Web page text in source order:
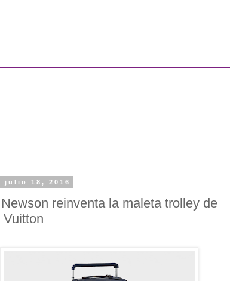
julio 18, 2016
reinventa la maleta trolley de
Vuitton